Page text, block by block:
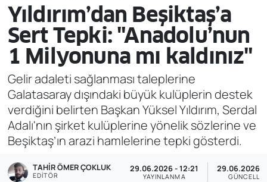
Yıldırım’dan Beşiktaş’a
Sert Tepki: "Anadolu’nun
1 Milyonuna mı kaldınız"
Gelir adaleti sağlanması taleplerine
Galatasaray dışındaki büyük kulüplerin destek
verdiğini belirten Başkan Yüksel Yıldırım, Serdal
Adalı'nın şirket kulüplerine yönelik sözlerine ve
Beşiktaş’ın arazi hamlelerine tepki gösterdi.
TAHIR ÖMER ÇOKLUK
EDITÖR
29.06.2026 - 12:21
YAYINLANMA
29.06.2026 -
Asayiş
Bilim ve Teknoloji
Bölge
Dünya
Ekonomi
Genel
Tüm Manşetler
Son Dakika Haberleri
Haber Arşivi